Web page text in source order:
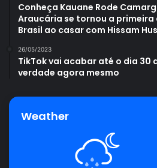
Conheça Kauane Rode
Araucária se tornou a primeira
Brasil ao casar com Hissam
26/05/2023
TikTok vai acabar até o dia 30
verdade agora mesmo
Weather